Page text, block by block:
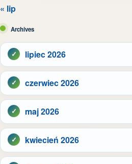
« lip
Archives
lipiec 2026
czerwiec 2026
maj 2026
kwiecień 2026